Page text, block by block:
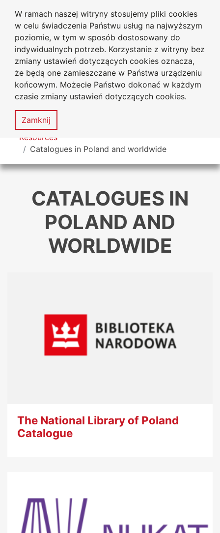
W ramach naszej witryny stosujemy pliki cookies
w celu świadczenia Państwu usług na najwyższym
poziomie, w tym w sposób dostosowany do
indywidualnych potrzeb. Korzystanie z witryny bez
zmiany ustawień dotyczących cookies oznacza,
że będą one zamieszczane w Państwa urządzeniu
końcowym. Możecie Państwo dokonać w każdym
czasie zmiany ustawień dotyczących cookies.
Zamknij
Go to the main menu
Go to content
Go to Search
Go to sitemap
University Library
Jan Dlugosz University
in Czestochowa
Accessibility
statement
Sitemap
MENU
You are here
Resources
Catalogues in Poland and worldwide
CATALOGUES IN
POLAND AND
WORLDWIDE
The National Library of Poland
Catalogue